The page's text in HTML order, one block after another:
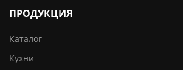
ПРОДУКЦИЯ
Каталог
Кухни